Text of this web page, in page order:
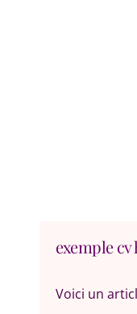
exemple
Voici un